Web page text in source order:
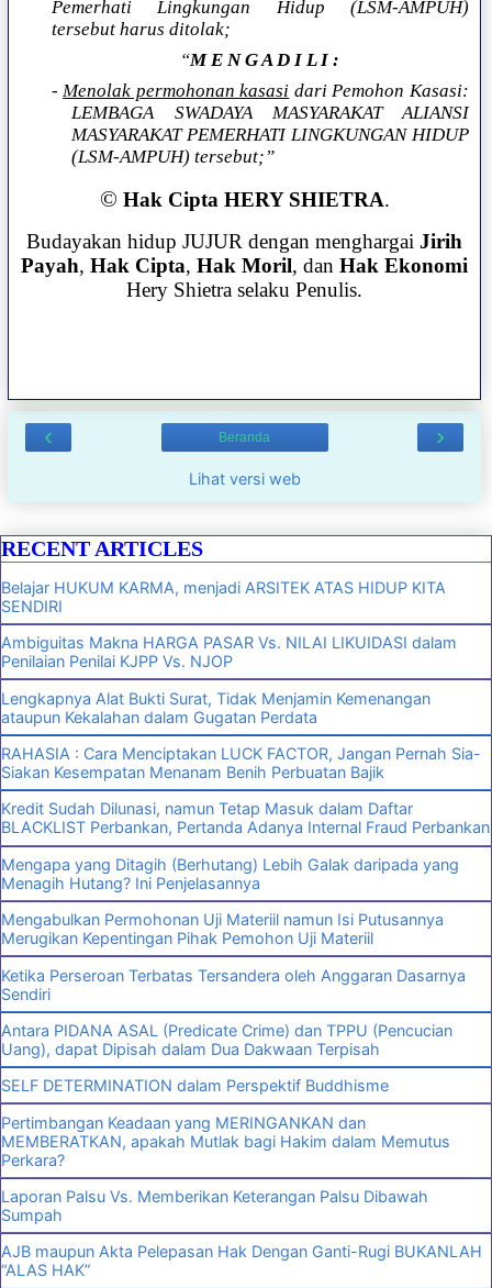
Pemerhati Lingkungan Hidup (LSM-AMPUH)
tersebut harus ditolak;
“M E N G A D I L I :
-Menolak permohonan kasasi dari Pemohon Kasasi:
LEMBAGA SWADAYA MASYARAKAT ALIANSI
MASYARAKAT PEMERHATI LINGKUNGAN HIDUP
(LSM-AMPUH) tersebut;”
© Hak Cipta HERY SHIETRA.
Budayakan hidup JUJUR dengan menghargaiJirih
Payah,Hak Cipta,Hak Moril, danHak Ekonomi
Hery Shietra selaku Penulis.
‹ ›
Beranda
Lihat versi web
RECENT ARTICLES
Belajar HUKUM KARMA, menjadi ARSITEK ATAS HIDUP KITA
SENDIRI
Ambiguitas Makna HARGA PASAR Vs. NILAI LIKUIDASI dalam
Penilaian Penilai KJPP Vs. NJOP
Lengkapnya Alat Bukti Surat, Tidak Menjamin Kemenangan
ataupun Kekalahan dalam Gugatan Perdata
RAHASIA : Cara Menciptakan LUCK FACTOR, Jangan Pernah Sia-
Siakan Kesempatan Menanam Benih Perbuatan Bajik
Kredit Sudah Dilunasi, namun Tetap Masuk dalam Daftar
BLACKLIST Perbankan, Pertanda Adanya Internal Fraud Perbankan
Mengapa yang Ditagih (Berhutang) Lebih Galak daripada yang
Menagih Hutang? Ini Penjelasannya
Mengabulkan Permohonan Uji Materiil namun Isi Putusannya
Merugikan Kepentingan Pihak Pemohon Uji Materiil
Ketika Perseroan Terbatas Tersandera oleh Anggaran Dasarnya
Sendiri
Antara PIDANA ASAL (Predicate Crime) dan TPPU (Pencucian
Uang), dapat Dipisah dalam Dua Dakwaan Terpisah
SELF DETERMINATION dalam Perspektif Buddhisme
Pertimbangan Keadaan yang MERINGANKAN dan
MEMBERATKAN, apakah Mutlak bagi Hakim dalam Memutus
Perkara?
Laporan Palsu Vs. Memberikan Keterangan Palsu Dibawah
Sumpah
AJB maupun Akta Pelepasan Hak Dengan Ganti-Rugi BUKANLAH
“ALAS HAK”